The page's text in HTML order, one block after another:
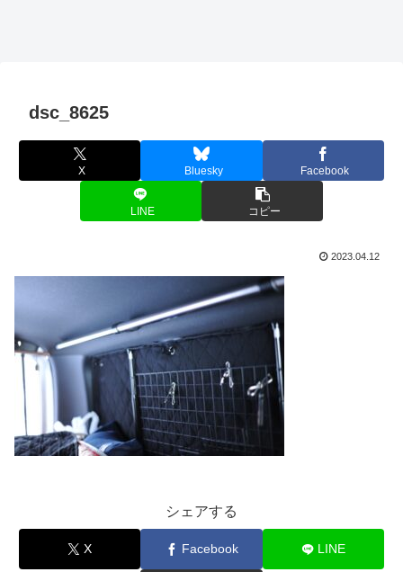
dsc_8625
X Bluesky Facebook
LINE コピー
2023.04.12
シェアする
X Facebook LINE